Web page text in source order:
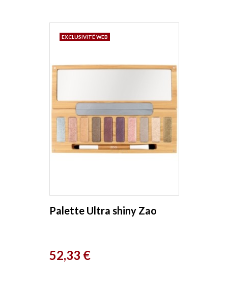
Palette Ultra shiny Zao
Prix
52,33 €
EXCLUSIVITÉ WEB